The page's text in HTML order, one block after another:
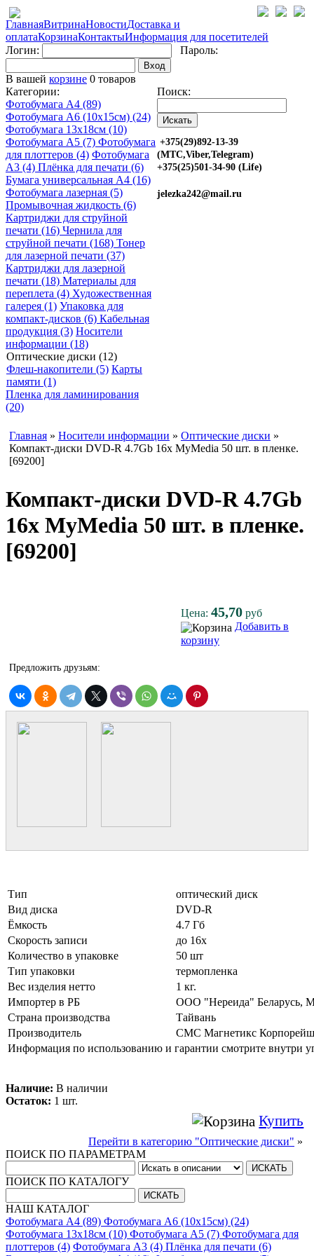
ГлавнаяВитринаНовостиДоставка и
оплатаКорзинаКонтактыИнформация для посетителей
Логин:
Пароль:
Вход
В вашей корзине 0 товаров
Категории:
Фотобумага A4 (89)
Фотобумага A6 (10х15см) (24)
Фотобумага 13х18см (10)
Фотобумага A5 (7) Фотобумага
для плоттеров (4) Фотобумага
A3 (4) Плёнка для печати (6)
Бумага универсальная A4 (16)
Фотобумага лазерная (5)
Промывочная жидкость (6)
Картриджи для струйной
печати (16) Чернила для
струйной печати (168) Тонер
для лазерной печати (37)
Картриджи для лазерной
печати (18) Материалы для
переплета (4) Художественная
галерея (1) Упаковка для
компакт-дисков (6) Кабельная
продукция (3) Носители
информации (18)
Оптические диски (12)
Флеш-накопители (5) Карты
памяти (1)
Пленка для ламинирования
(20)
Поиск:
+375(29)892-13-39
(МТС,Viber,Telegram)
+375(25)501-34-90 (Life)
jelezka242@mail.ru
Главная » Носители информации » Оптические диски »
Компакт-диски DVD-R 4.7Gb 16x MyMedia 50 шт. в пленке.
[69200]
Компакт-диски DVD-R 4.7Gb
16x MyMedia 50 шт. в пленке.
[69200]
Цена: 45,70 руб
Добавить в
корзину
Предложить друзьям:
Тип
оптический диск
Вид диска
DVD-R
Ёмкость
4.7 Гб
Скорость записи
до 16x
Количество в упаковке
50 шт
Тип упаковки
термопленка
Вес изделия нетто
1 кг.
Импортер в РБ
ООО "Нереида" Беларусь,
Страна производства
Тайвань
Производитель
СМС Магнетикс
Информация по использованию и гарантии смотрите внутри
Наличие: В наличии
Остаток: 1 шт.
Купить
Перейти в категорию "Оптические диски" »
ПОИСК ПО ПАРАМЕТРАМ
ПОИСК ПО КАТАЛОГУ
НАШ КАТАЛОГ
Фотобумага A4 (89) Фотобумага A6 (10х15см) (24)
Фотобумага 13х18см (10) Фотобумага A5 (7) Фотобумага для
плоттеров (4) Фотобумага A3 (4) Плёнка для печати (6)